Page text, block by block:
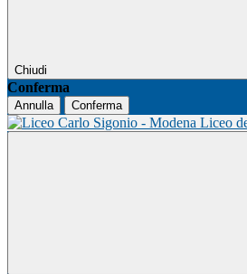
Chiudi
Conferma
Annulla Conferma
Liceo